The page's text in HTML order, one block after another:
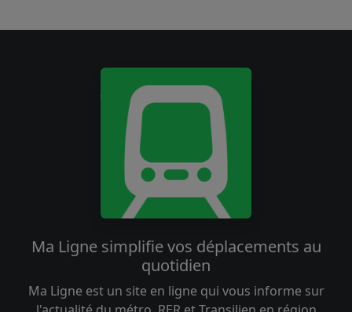
Ma Ligne simplifie vos déplacements au
quotidien
Ma Ligne est un site en ligne qui vous informe sur